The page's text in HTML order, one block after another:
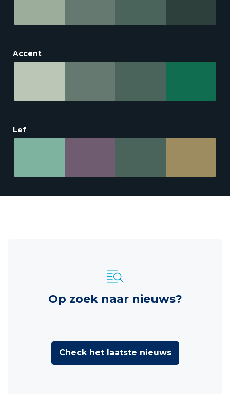
Accent
Lef
Op zoek naar nieuws?
Check het laatste nieuws